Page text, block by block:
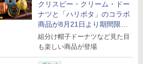
クリスピー・クリーム・ドー
ナツと「ハリポタ」のコラボ
商品が8月21日より期間限定
で発売
組分け帽子ドーナツなど見た目
も楽しい商品が登場